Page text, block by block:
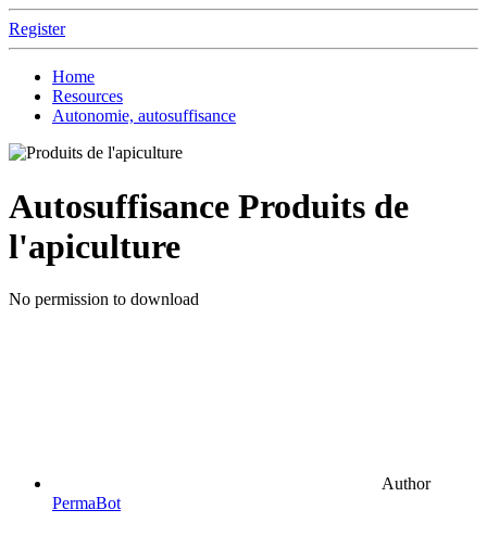
Register
Home
Resources
Autonomie, autosuffisance
Autosuffisance Produits de
l'apiculture
No permission to download
Author
PermaBot